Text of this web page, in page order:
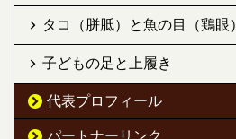
タコ（胼胝）と魚の目（鶏眼）
子どもの足と上履き
代表プロフィール
パートナーリンク